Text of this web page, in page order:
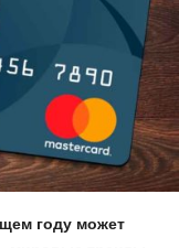
году может